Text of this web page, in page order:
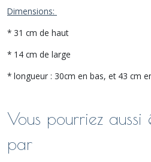
Dimensions:
* 31 cm de haut
* 14 cm de large
* longueur : 30cm en bas, et 43 cm
Vous pourriez aussi
par